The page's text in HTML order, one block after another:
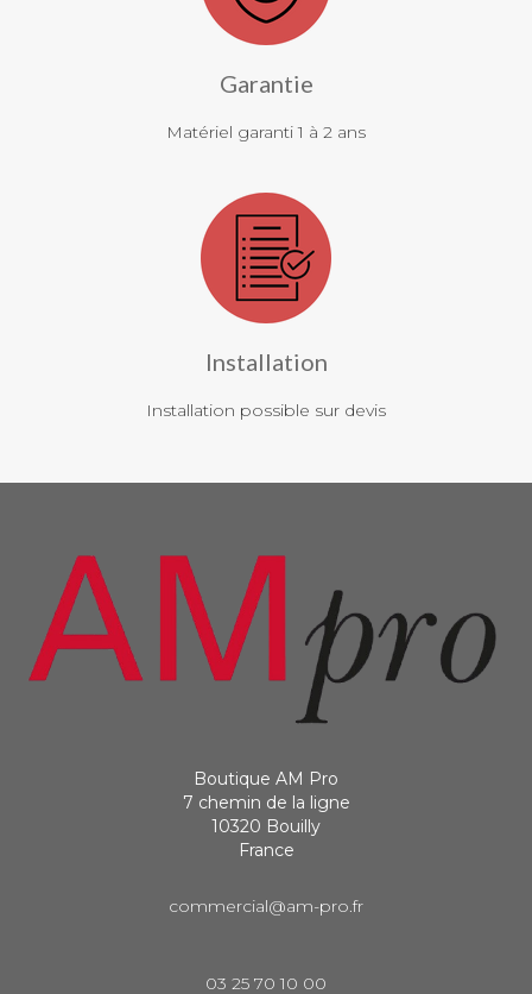
Garantie
Matériel garanti 1 à 2 ans
Installation
Installation possible sur devis
Boutique AM Pro
7 chemin de la ligne
10320 Bouilly
France
commercial@am-pro.fr
03 25 70 10 00